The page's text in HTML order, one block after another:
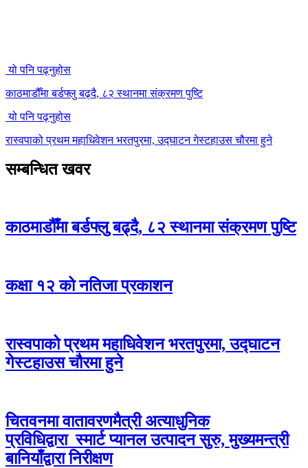
यो पनि पढ्नुहोस
काठमाडौँमा बर्डफ्लु बढ्दै, ८२ स्थानमा संक्रमण पुष्टि
यो पनि पढ्नुहोस
रास्वपाको प्रथम महाधिवेशन भरतपुरमा, उद्घाटन गेस्टहाउस चौरमा हुने
सम्बन्धित खवर
काठमाडौँमा बर्डफ्लु बढ्दै, ८२ स्थानमा संक्रमण पुष्टि
कक्षा १२ को नतिजा प्रकाशन
रास्वपाको प्रथम महाधिवेशन भरतपुरमा, उद्घाटन
गेस्टहाउस चौरमा हुने
चितवनमा वातावरणमैत्री अत्याधुनिक
प्रविधिद्वारा स्मार्ट प्यानल उत्पादन सुरु, मुख्यमन्त्री
बानियाँद्वारा निरीक्षण